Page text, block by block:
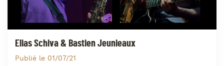
Elias Schiva & Bastien Jeunieaux
Publié le 01/07/21